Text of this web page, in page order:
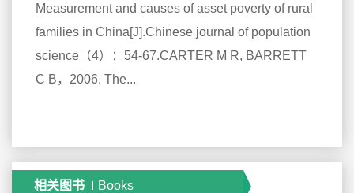
Measurement and causes of asset poverty of rural
families in China[J].Chinese journal of population
science（4）：54-67.CARTER M R, BARRETT
C B，2006. The...
相关图书 Books